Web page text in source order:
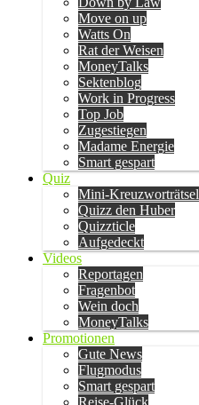
Move on up
Watts On
Rat der Weisen
MoneyTalks
Sektenblog
Work in Progress
Top Job
Zugestiegen
Madame Energie
Smart gespart
Quiz
Mini-Kreuzworträtsel
Quizz den Huber
Quizzticle
Aufgedeckt
Videos
Reportagen
Fragenbot
Wein doch
MoneyTalks
Promotionen
Gute News
Flugmodus
Smart gespart
Reise-Glück